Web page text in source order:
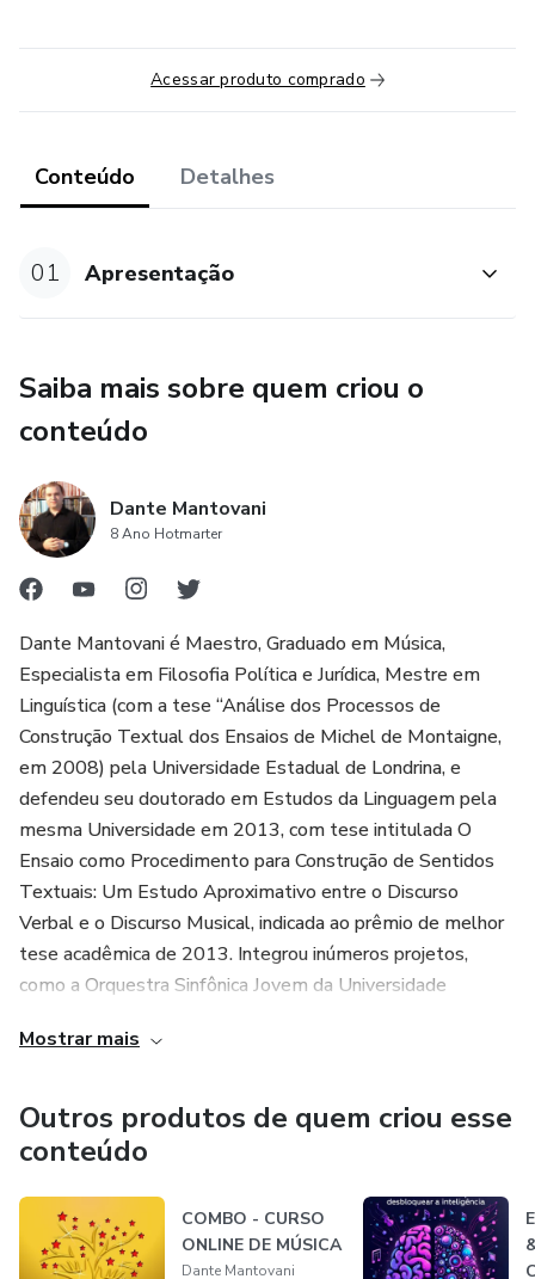
você que é dono de hotel ou pousada minha experiência
como gestor, mas principalmente ensinar a técnica que criei
e utilizo até hoje para vender todos meus apartamentos
Se você quiser aprender tudo que sei sobre lotar hotéis no
ao vivo para você conhecer mais a minha técnica de lotar
matricular no meu curso COMO LOTAR SEU
HOTEL/POUSADA NO FINAL DO ANO, o qual até o dia
23/12 terá condições especiais de acesso
Inscrição nos Webnários gratuitos:
https://dantemantovani.org/wp/como-lotar-hotel/​
Inicio das aulas em 03 de Janeiro de 2023, sendo as
demais em 10/01, 17/01, 24/01, 07/02/ e 14/02
Acessar produto comprado
Conteúdo Detalhes
01 Apresentação
Saiba mais sobre quem criou o
conteúdo
Dante Mantovani
8 Ano Hotmarter
Dante Mantovani é Maestro, Graduado em Música,
Especialista em Filosofia Política e Jurídica, Mestre em
Linguística (com a tese “Análise dos Processos de
Construção Textual dos Ensaios de Michel de Montaigne,
em 2008) pela Universidade Estadual de Londrina, e
defendeu seu doutorado em Estudos da Linguagem pela
mesma Universidade em 2013, com tese intitulada O
Ensaio como Procedimento para Construção de Sentidos
Textuais: Um Estudo Aproximativo entre o Discurso
Verbal e o Discurso Musical, indicada ao prêmio de melhor
tese acadêmica de 2013. Integrou inúmeros projetos,
como a Orquestra Sinfônica Jovem da Universidade
Dido e Enéas, de Henry Purcell, em 2010, além de integrar
de Orquesta, em Huelva, Espanha)
Empresário, Maestro, é idealizador do principal Curso
Online de Música da internet – o Seminário de Música ,
criado em 2016 como uma plataforma de estudos
musicais e transformação de carreiras que mudou a
Mostrar mais
Outros produtos de quem criou esse
conteúdo
COMBO - CURSO
ONLINE DE MÚSICA
Dante Mantovani